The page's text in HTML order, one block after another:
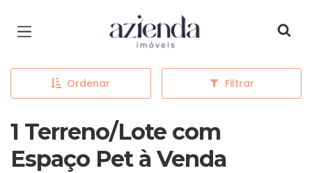
Página inicial
Ordenar Filtrar
1 Terreno/Lote com
Espaço Pet à Venda